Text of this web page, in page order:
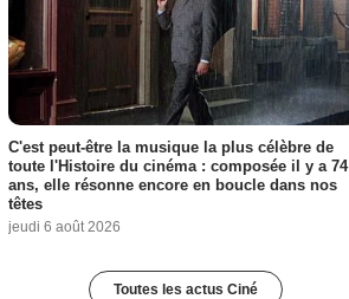
C'est peut-être la musique la plus célèbre de
toute l'Histoire du cinéma : composée il y a 74
ans, elle résonne encore en boucle dans nos
têtes
jeudi 6 août 2026
Toutes les actus Ciné